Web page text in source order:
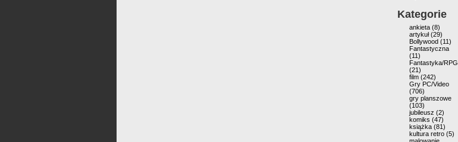
Kategorie
ankieta (8)
artykuł(29)
Bollywood (11)
Fantastyczna
(11)
Fantastyka/RPG
(21)
film (242)
Gry PC/Video
(706)
gry planszowe
(103)
jubileusz (2)
komiks (47)
książka (81)
kultura retro (5)